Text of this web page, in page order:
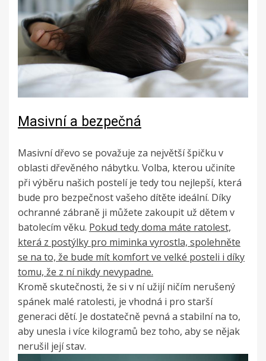
Masivní a bezpečná
Masivní dřevo se považuje za největší špičku v
oblasti dřevěného nábytku. Volba, kterou učiníte
při výběru našich postelí je tedy tou nejlepší, která
bude pro bezpečnost vašeho dítěte ideální. Díky
ochranné zábraně ji můžete zakoupit už dětem v
batolecím věku. Pokud tedy doma máte ratolest,
která z postýlky pro miminka vyrostla, spolehněte
se na to, že bude mít komfort ve velké posteli i díky
tomu, že z ní nikdy nevypadne.
Kromě skutečnosti, že si v ní užijí ničím nerušený
spánek malé ratolesti, je vhodná i pro starší
generaci dětí. Je dostatečně pevná a stabilní na to,
aby unesla i více kilogramů bez toho, aby se nějak
nerušil její stav.